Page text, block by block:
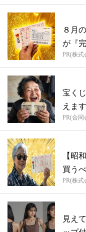
８月
が『
PR(株
宝く
えます
PR(合
【昭
買う
方...
PR(株
見え